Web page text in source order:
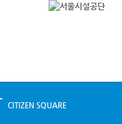
CITIZEN SQUARE